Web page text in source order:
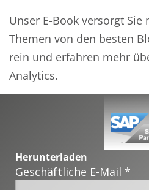
Unser E-Book versorgt
Themen von den besten
rein und erfahren mehr
Analytics.
Herunterladen